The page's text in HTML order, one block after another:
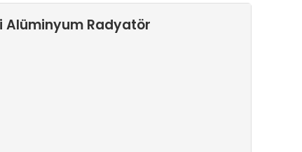
Alüminyum Radyatör